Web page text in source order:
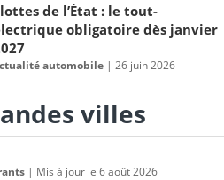
de l’État : le tout-
obligatoire dès janvier
automobile | 26 juin 2026
villes
| Mis à jour le 6 août 2026